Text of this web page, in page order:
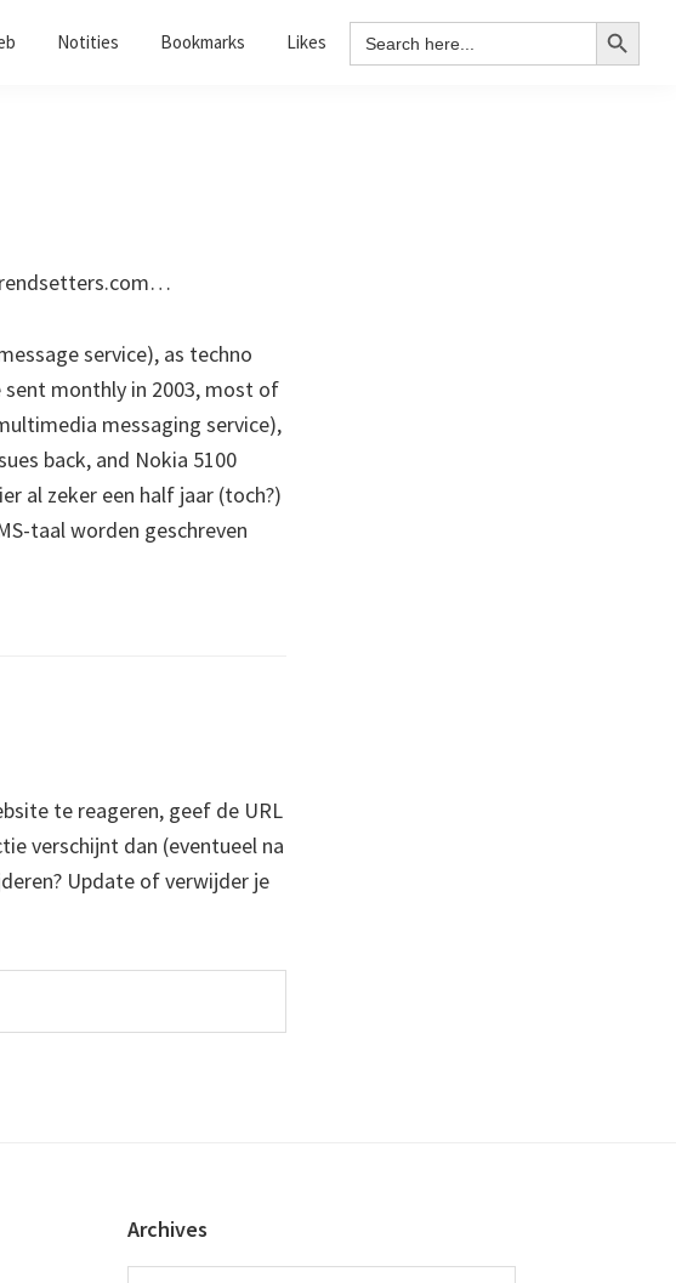
Notities Bookmarks Likes Search
for:
Search Button
service), as techno
monthly in 2003, most of
messaging service),
back, and Nokia 5100
al zeker een half jaar (toch?)
taal worden geschreven
te reageren, geef de URL
verschijnt dan (eventueel na
Update of verwijder je
Archives